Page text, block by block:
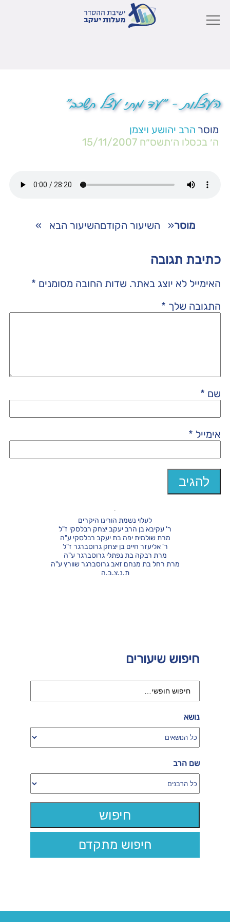
העצלות – "עד מתי עצל תשכב"
מוסר הרב יהושע ויצמן
ה׳ בכסלו ה׳תשס״ח 15/11/2007
מוסר« השיעור הקודםהשיעור הבא »
כתיבת תגובה
האימייל לא יוצג באתר. שדות החובה מסומנים *
התגובה שלך *
שם *
אימייל *
חיפוש שיעורים
נושא
שם הרב
חיפוש מתקדם
לעלוי נשמת הורינו היקרים
ר' עקיבא בן הרב יעקב יצחק רבלסקי ז"ל
מרת שולמית יפה בת יעקב רבלסקי ע"ה
ר' אליעזר חיים בן יצחק גרוסברגר ז"ל
מרת רבקה בת נפתלי גרוסברגר ע"ה
מרת רחל בת מנחם זאב גרוסברגר שוורץ ע"ה
ת.נ.צ.ב.ה